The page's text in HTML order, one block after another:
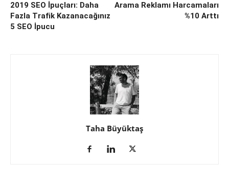
2019 SEO İpuçları: Daha
Fazla Trafik Kazanacağınız
5 SEO İpucu
Arama Reklamı Harcamaları
%10 Arttı
Taha Büyüktaş